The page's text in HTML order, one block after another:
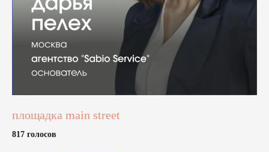
площадка main street
817 голосов